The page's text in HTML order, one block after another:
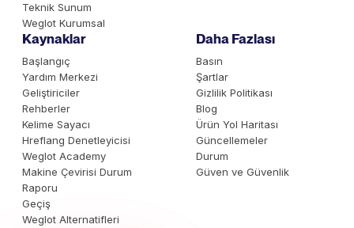
Teknik Sunum
Weglot Kurumsal
Kaynaklar
Başlangıç
Yardım Merkezi
Geliştiriciler
Rehberler
Kelime Sayacı
Hreflang Denetleyicisi
Weglot Academy
Makine Çevirisi Durum
Raporu
Geçiş
Weglot Alternatifleri
Daha Fazlası
Basın
Şartlar
Gizlilik Politikası
Blog
Ürün Yol Haritası
Güncellemeler
Durum
Güven ve Güvenlik